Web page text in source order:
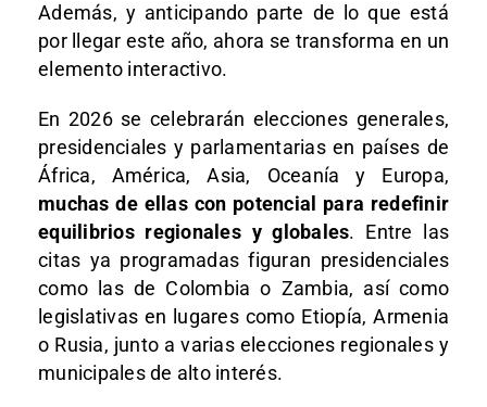
Además, y anticipando parte de lo que está
por llegar este año, ahora se transforma en un
elemento interactivo.
En 2026 se celebrarán elecciones generales,
presidenciales y parlamentarias en países de
África, América, Asia, Oceanía y Europa,
muchas de ellas con potencial para redefinir
equilibrios regionales y globales. Entre las
citas ya programadas figuran presidenciales
como las de Colombia o Zambia, así como
legislativas en lugares como Etiopía, Armenia
o Rusia, junto a varias elecciones regionales y
municipales de alto interés.